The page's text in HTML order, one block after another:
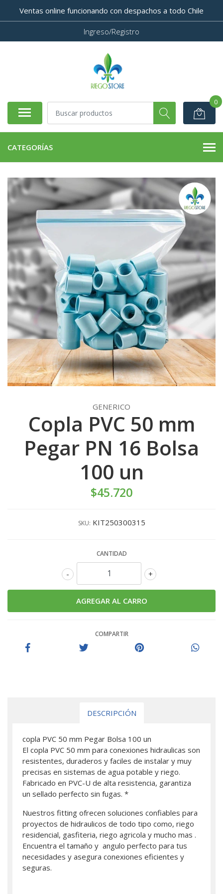
Ventas online funcionando con despachos a todo Chile
Ingreso/Registro
0
CATEGORÍAS
GENERICO
Copla PVC 50 mm
Pegar PN 16 Bolsa
100 un
$45.720
SKU: KIT250300315
CANTIDAD
+
-
COMPARTIR
DESCRIPCIÓN
copla PVC 50 mm Pegar Bolsa 100 un
El copla PVC 50 mm para conexiones hidraulicas son
resistentes, duraderos y faciles de instalar y muy
precisas en sistemas de agua potable y riego.
Fabricado en PVC-U de alta resistencia, garantiza
un sellado perfecto sin fugas. *
Nuestros fitting ofrecen soluciones confiables para
proyectos de hidraulicos de todo tipo como, riego
residencial, gasfiteria, riego agricola y mucho mas .
Encuentra el tamaño y angulo perfecto para tus
necesidades y asegura conexiones eficientes y
seguras.